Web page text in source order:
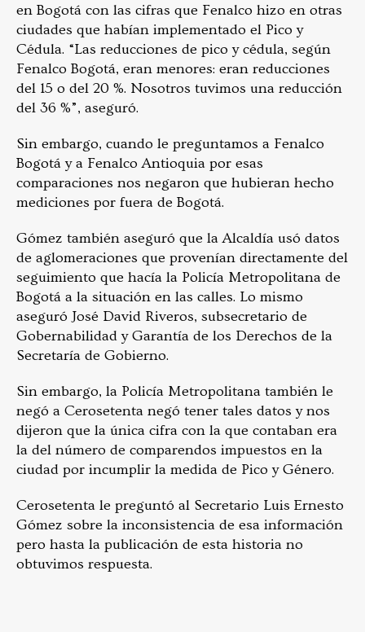
en Bogotá con las cifras que Fenalco hizo en otras
ciudades que habían implementado el Pico y
Cédula. “Las reducciones de pico y cédula, según
Fenalco Bogotá, eran menores: eran reducciones
del 15 o del 20 %. Nosotros tuvimos una reducción
del 36 %”, aseguró.
Sin embargo, cuando le preguntamos a Fenalco
Bogotá y a Fenalco Antioquia por esas
comparaciones nos negaron que hubieran hecho
mediciones por fuera de Bogotá.
Gómez también aseguró que la Alcaldía usó datos
de aglomeraciones que provenían directamente del
seguimiento que hacía la Policía Metropolitana de
Bogotá a la situación en las calles. Lo mismo
aseguró José David Riveros, subsecretario de
Gobernabilidad y Garantía de los Derechos de la
Secretaría de Gobierno.
Sin embargo, la Policía Metropolitana también le
negó a Cerosetenta negó tener tales datos y nos
dijeron que la única cifra con la que contaban era
la del número de comparendos impuestos en la
ciudad por incumplir la medida de Pico y Género.
Cerosetenta le preguntó al Secretario Luis Ernesto
Gómez sobre la inconsistencia de esa información
pero hasta la publicación de esta historia no
obtuvimos respuesta.